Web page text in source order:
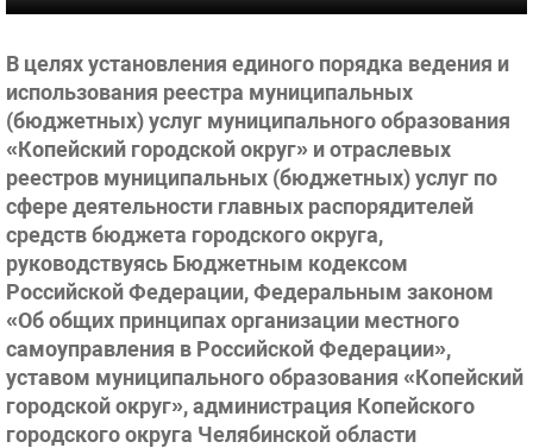
В целях установления единого порядка ведения и
использования реестра муниципальных
(бюджетных) услуг муниципального образования
«Копейский городской округ» и отраслевых
реестров муниципальных (бюджетных) услуг по
сфере деятельности главных распорядителей
средств бюджета городского округа,
руководствуясь Бюджетным кодексом
Российской Федерации, Федеральным законом
«Об общих принципах организации местного
самоуправления в Российской Федерации»,
уставом муниципального образования «Копейский
городской округ», администрация Копейского
городского округа Челябинской области